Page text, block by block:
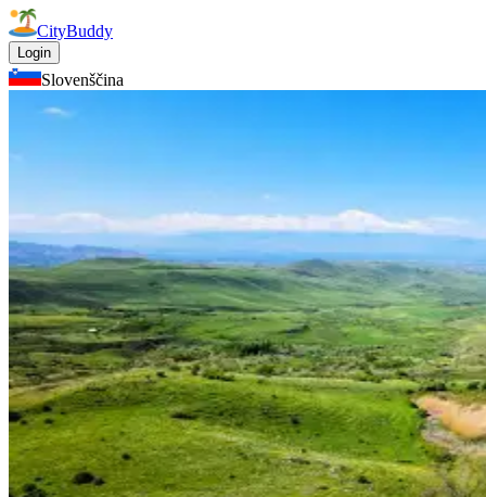
CityBuddy
Login
Slovenščina